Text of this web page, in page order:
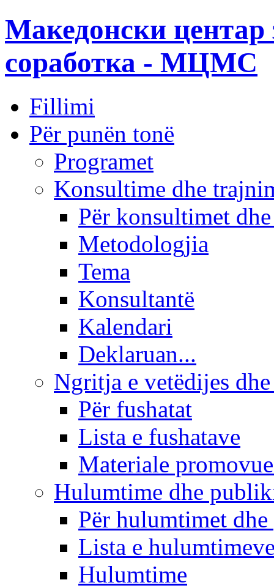
Македонски центар
соработка - МЦМС
Fillimi
Për punën tonë
Programet
Konsultime dhe
Për konsultimet
Metodologjia
Tema
Konsultantë
Kalendari
Deklaruan...
Ngritja e vetëdijes
Për fushatat
Lista e fushatave
Materiale
Hulumtime dhe
Për hulumtimet
Lista e
Hulumtime